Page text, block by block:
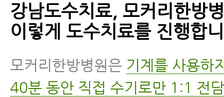
강남도수치료, 모커리한방
이렇게 도수치료를 진행합
모커리한방병원은 기계를 사용하
40분 동안 직접 수기로만 1:1 전